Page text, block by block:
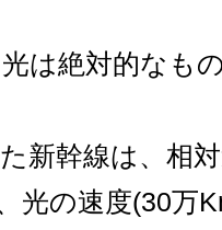
は絶対的なも
新幹線は、相
光の速度(30万